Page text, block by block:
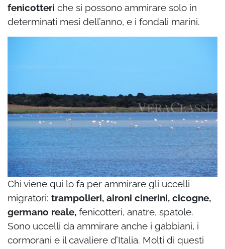
fenicotteri che si possono ammirare solo in
determinati mesi dell’anno, e i fondali marini.
Chi viene qui lo fa per ammirare gli uccelli
migratori: trampolieri, aironi cinerini, cicogne,
germano reale, fenicotteri, anatre, spatole.
Sono uccelli da ammirare anche i gabbiani, i
cormorani e il cavaliere d’Italia. Molti di questi